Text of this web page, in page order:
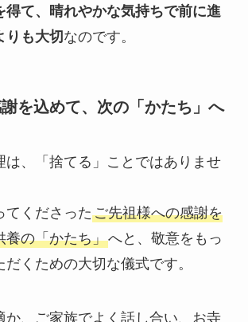
得て、晴れやかな気持ちで前に進
りも大切なのです。
謝を込めて、次の「かたち」へ
は、「捨てる」ことではありませ
てくださったご先祖様への感謝を
養の「かたち」へと、敬意をもっ
くための大切な儀式です。
か、ご家族でよく話し合い、お寺